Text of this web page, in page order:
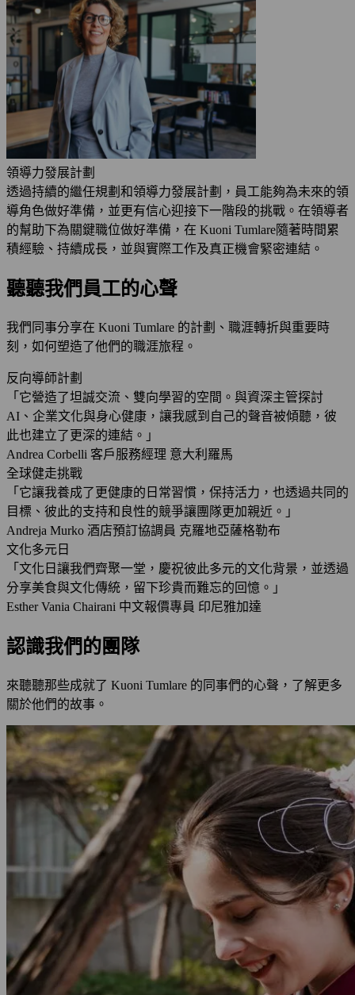
領導力發展計劃
透過持續的繼任規劃和領導力發展計劃，員工能夠為未來的領
導角色做好準備，並更有信心迎接下一階段的挑戰。在領導者
的幫助下為關鍵職位做好準備，在 Kuoni Tumlare隨著時間累
積經驗、持續成長，並與實際工作及真正機會緊密連結。
聽聽我們員工的心聲
我們同事分享在 Kuoni Tumlare 的計劃、職涯轉折與重要時
刻，如何塑造了他們的職涯旅程。
反向導師計劃
「它營造了坦誠交流、雙向學習的空間。與資深主管探討
AI、企業文化與身心健康，讓我感到自己的聲音被傾聽，彼
此也建立了更深的連結。」
Andrea Corbelli 客戶服務經理 意大利羅馬
全球健走挑戰
「它讓我養成了更健康的日常習慣，保持活力，也透過共同的
目標、彼此的支持和良性的競爭讓團隊更加親近。」
Andreja Murko 酒店預訂協調員 克羅地亞薩格勒布
文化多元日
「文化日讓我們齊聚一堂，慶祝彼此多元的文化背景，並透過
分享美食與文化傳統，留下珍貴而難忘的回憶。」
Esther Vania Chairani 中文報價專員 印尼雅加達
認識我們的團隊
來聽聽那些成就了 Kuoni Tumlare 的同事們的心聲，了解更多
關於他們的故事。